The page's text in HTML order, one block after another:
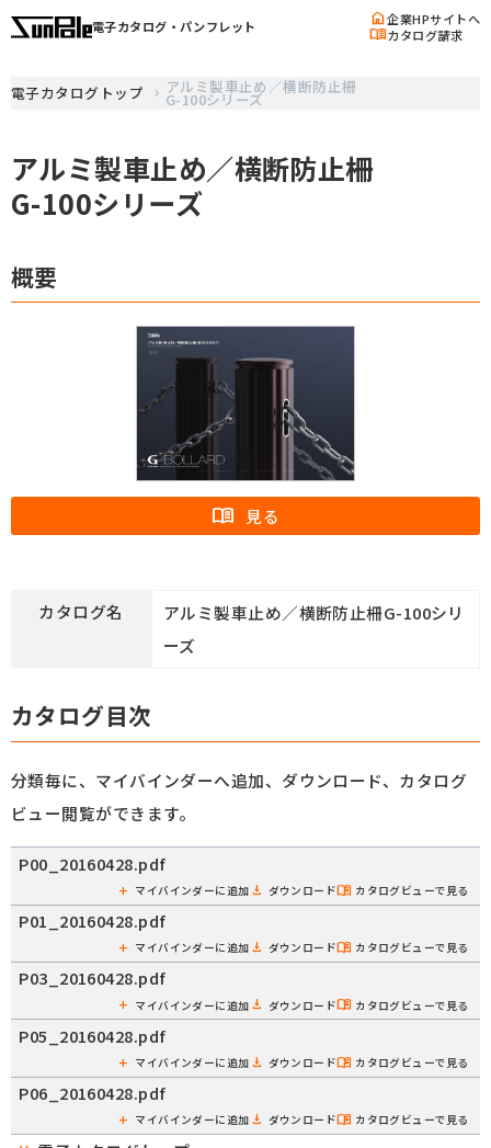
電子カタログ・パンフレット home企業HPサイトへ
menu_bookカタログ請求
電子カタログトップ アルミ製車止め／横断防止柵
G-100シリーズ
アルミ製車止め／横断防止柵
G-100シリーズ
概要
カタログ名
アルミ製車止め／横断防止柵G-100シリ
ーズ
カタログ目次
分類毎に、マイバインダーへ追加、ダウンロード、カタログ
ビュー閲覧ができます。
P00_20160428.pdf
マイバインダーに追加 ダウンロード カタログビューで見る
P01_20160428.pdf
マイバインダーに追加 ダウンロード カタログビューで見る
P03_20160428.pdf
マイバインダーに追加 ダウンロード カタログビューで見る
P05_20160428.pdf
マイバインダーに追加 ダウンロード カタログビューで見る
P06_20160428.pdf
マイバインダーに追加 ダウンロード カタログビューで見る